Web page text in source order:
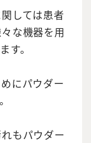
しては患者
な機器を用
す。
にパウダー
もパウダー